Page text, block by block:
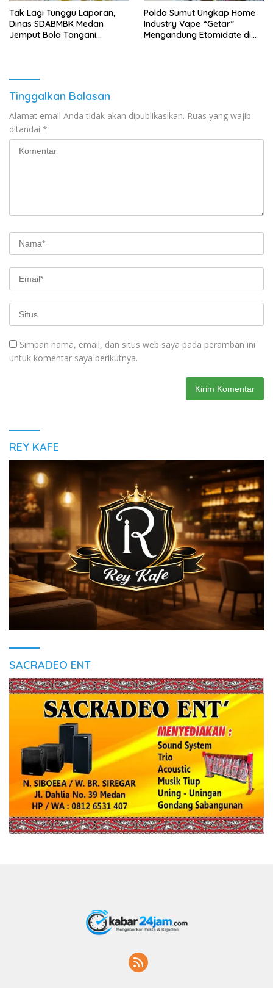
Tak Lagi Tunggu Laporan,
Dinas SDABMBK Medan
Jemput Bola Tangani
‎Polda Sumut Ungkap Home
Industry Vape “Getar”
Mengandung Etomidate di
Tinggalkan Balasan
Alamat email Anda tidak akan dipublikasikan. Ruas yang wajib
ditandai *
Simpan nama, email, dan situs web saya pada peramban ini
untuk komentar saya berikutnya.
REY KAFE
SACRADEO ENT